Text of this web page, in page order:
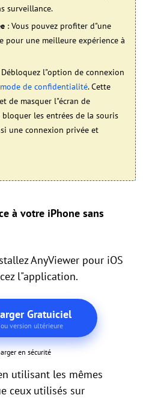
surveillance.
: Vous pouvez profiter d"une
pour une meilleure expérience à
Débloquez l"option de connexion
mode de confidentialité. Cette
de masquer l"écran de
les entrées de la souris
une connexion privée et
à votre iPhone sans
AnyViewer pour iOS
l"application.
Gratuiciel
version ultérieure
en sécurité
utilisant les mêmes
ceux utilisés sur